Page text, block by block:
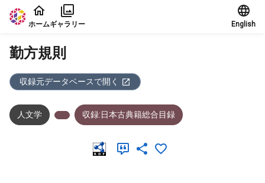
本文に飛ぶ
ホームギャラリー English
勤方規則
収録元データベースで開く
人文学 収録:日本古典籍総合目録